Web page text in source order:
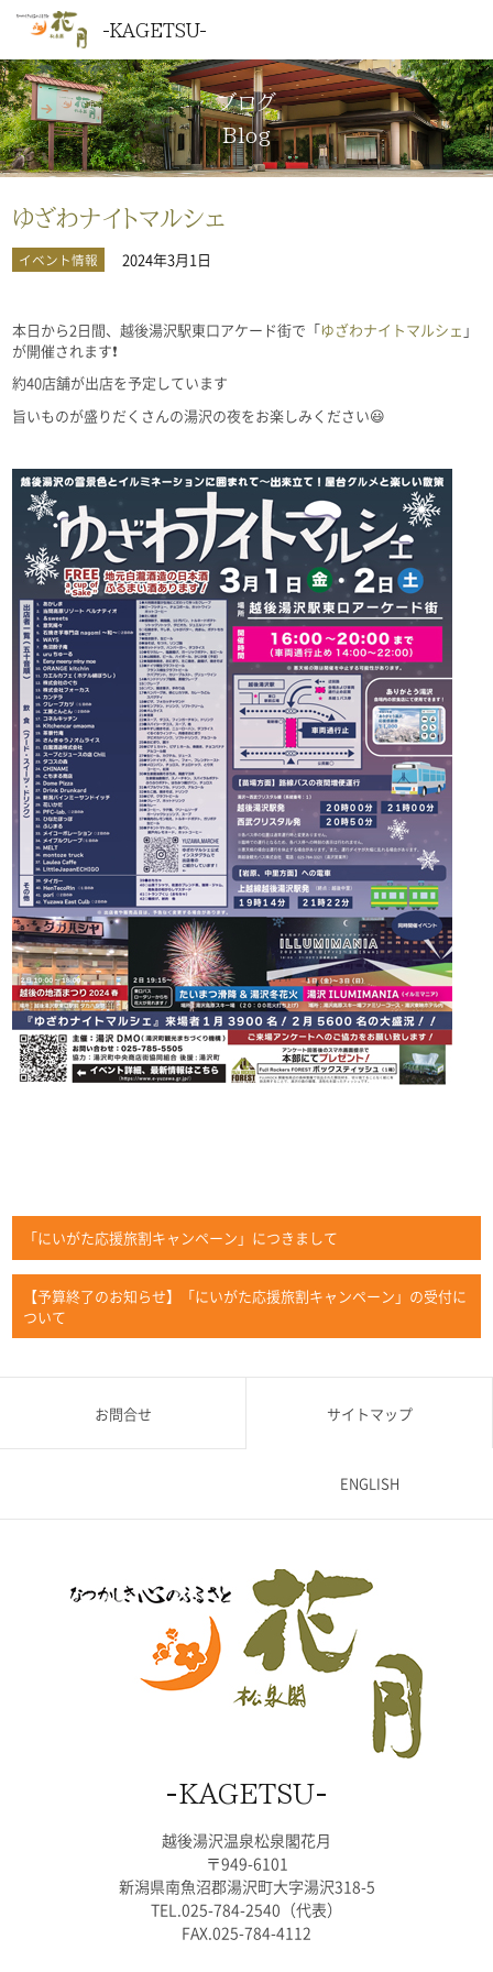
KAGETSU
ブログ
Blog
ゆざわナイトマルシェ
イベント情報 2024年3月1日
本日から2日間、越後湯沢駅東口アケード街で「ゆざわナイトマルシェ 」
が開催されます❗
約40店舗が出店を予定しています
旨いものが盛りだくさんの湯沢の夜をお楽しみください😃
「にいがた応援旅割キャンペーン」につきまして
【予算終了のお知らせ】「にいがた応援旅割キャンペーン」の受付に
ついて
お問合せ サイトマップ
ENGLISH
KAGETSU
越後湯沢温泉松泉閣花月
〒949-6101
新潟県南魚沼郡湯沢町大字湯沢318-5
TEL.025-784-2540（代表）
FAX.025-784-4112